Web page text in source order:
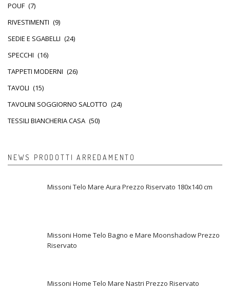
POUF (7)
RIVESTIMENTI (9)
SEDIE E SGABELLI (24)
SPECCHI (16)
TAPPETI MODERNI (26)
TAVOLI (15)
TAVOLINI SOGGIORNO SALOTTO (24)
TESSILI BIANCHERIA CASA (50)
NEWS PRODOTTI ARREDAMENTO
Missoni Telo Mare Aura Prezzo Riservato 180x140 cm
Missoni Home Telo Bagno e Mare Moonshadow Prezzo
Riservato
Missoni Home Telo Mare Nastri Prezzo Riservato